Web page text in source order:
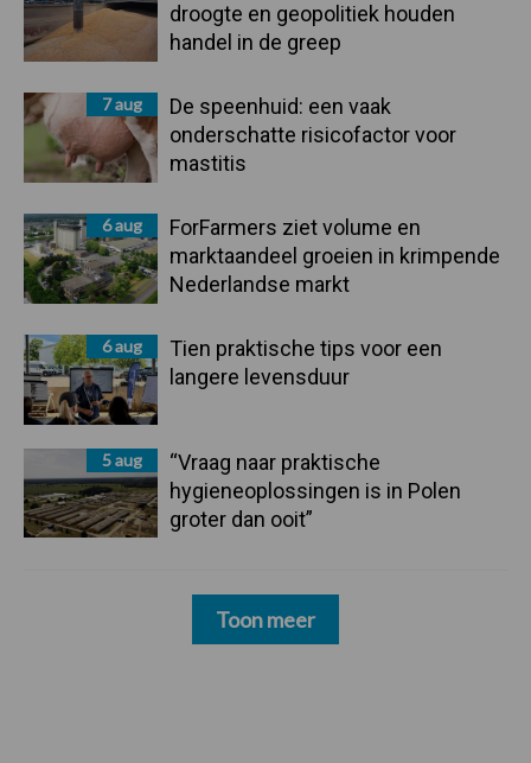
droogte en geopolitiek houden
handel in de greep
7 aug
De speenhuid: een vaak
onderschatte risicofactor voor
mastitis
6 aug
ForFarmers ziet volume en
marktaandeel groeien in krimpende
Nederlandse markt
6 aug
Tien praktische tips voor een
langere levensduur
5 aug
“Vraag naar praktische
hygieneoplossingen is in Polen
groter dan ooit”
Toon meer